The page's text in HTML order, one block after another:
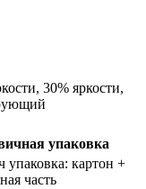
30% яркости,
упаковка
упаковка: картон +
часть